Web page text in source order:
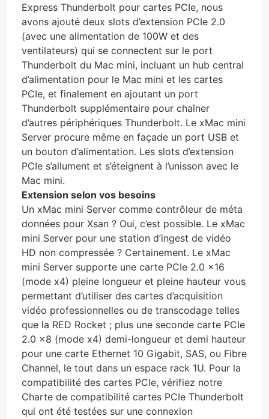
Express Thunderbolt pour cartes PCIe, nous
avons ajouté deux slots d’extension PCIe 2.0
(avec une alimentation de 100W et des
ventilateurs) qui se connectent sur le port
Thunderbolt du Mac mini, incluant un hub central
d’alimentation pour le Mac mini et les cartes
PCIe, et finalement en ajoutant un port
Thunderbolt supplémentaire pour chaîner
d’autres périphériques Thunderbolt. Le xMac mini
Server procure même en façade un port USB et
un bouton d’alimentation. Les slots d’extension
PCIe s’allument et s’éteignent à l’unisson avec le
Mac mini.
Extension selon vos besoins
Un xMac mini Server comme contrôleur de méta
données pour Xsan ? Oui, c’est possible. Le xMac
mini Server pour une station d’ingest de vidéo
HD non compressée ? Certainement. Le xMac
mini Server supporte une carte PCIe 2.0 x16
(mode x4) pleine longueur et pleine hauteur vous
permettant d’utiliser des cartes d’acquisition
vidéo professionnelles ou de transcodage telles
que la RED Rocket ; plus une seconde carte PCIe
2.0 x8 (mode x4) demi-longueur et demi hauteur
pour une carte Ethernet 10 Gigabit, SAS, ou Fibre
Channel, le tout dans un espace rack 1U. Pour la
compatibilité des cartes PCIe, vérifiez notre
Charte de compatibilité cartes PCIe Thunderbolt
qui ont été testées sur une connexion